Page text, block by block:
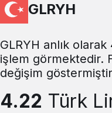
GLRYH
GLRYH anlık
işlem görmektedir.
değişim
4.22 Türk